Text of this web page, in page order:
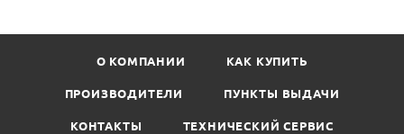
О КОМПАНИИ КАК КУПИТЬ
ПРОИЗВОДИТЕЛИ ПУНКТЫ ВЫДАЧИ
КОНТАКТЫ ТЕХНИЧЕСКИЙ СЕРВИС